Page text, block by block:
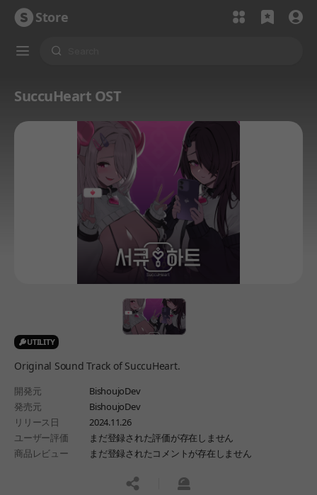
Store
SuccuHeart OST
UTILITY
Original Sound Track of SuccuHeart.
開発元
BishoujoDev
発売元
BishoujoDev
リリース日
2024.11.26
ユーザー評価
まだ登録された評価が存在しません
商品レビュー
まだ登録されたコメントが存在しません
공유하기신고하기